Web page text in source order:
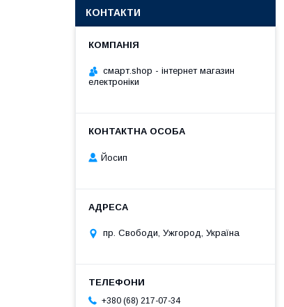
КОНТАКТИ
смарт.shop - інтернет магазин
електроніки
Йосип
пр. Свободи, Ужгород, Україна
+380 (68) 217-07-34